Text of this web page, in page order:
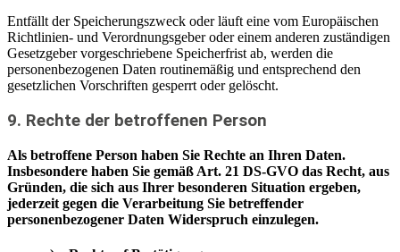
Entfällt der Speicherungszweck oder läuft eine vom Europäischen
Richtlinien- und Verordnungsgeber oder einem anderen zuständigen
Gesetzgeber vorgeschriebene Speicherfrist ab, werden die
personenbezogenen Daten routinemäßig und entsprechend den
gesetzlichen Vorschriften gesperrt oder gelöscht.
9. Rechte der betroffenen Person
Als betroffene Person haben Sie Rechte an Ihren Daten.
Insbesondere haben Sie gemäß Art. 21 DS-GVO das Recht, aus
Gründen, die sich aus Ihrer besonderen Situation ergeben,
jederzeit gegen die Verarbeitung Sie betreffender
personenbezogener Daten Widerspruch einzulegen.